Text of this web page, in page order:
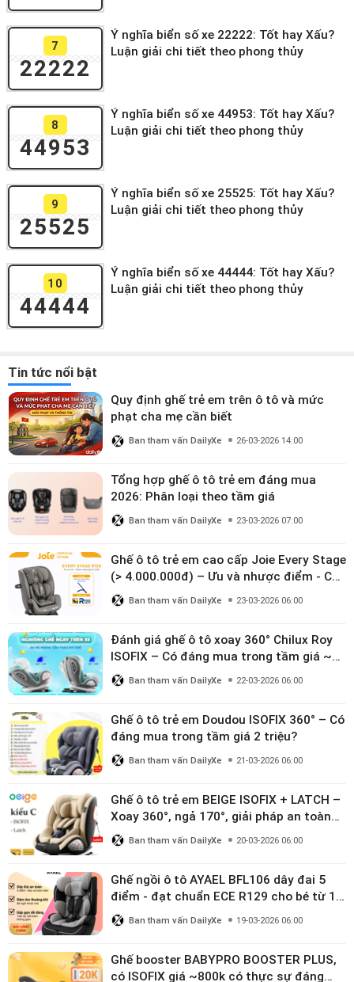
7
22222
Ý nghĩa biển số xe 22222: Tốt hay Xấu?
Luận giải chi tiết theo phong thủy
8
44953
Ý nghĩa biển số xe 44953: Tốt hay Xấu?
Luận giải chi tiết theo phong thủy
9
25525
Ý nghĩa biển số xe 25525: Tốt hay Xấu?
Luận giải chi tiết theo phong thủy
10
44444
Ý nghĩa biển số xe 44444: Tốt hay Xấu?
Luận giải chi tiết theo phong thủy
Tin tức nổi bật
Quy định ghế trẻ em trên ô tô và mức
phạt cha mẹ cần biết
Ban tham vấn DailyXe 26-03-2026 14:00
Tổng hợp ghế ô tô trẻ em đáng mua
2026: Phân loại theo tầm giá
Ban tham vấn DailyXe 23-03-2026 07:00
Ghế ô tô trẻ em cao cấp Joie Every Stage
(> 4.000.000đ) – Ưu và nhược điểm - Có
đáng đầu tư cho bé từ 0–12 tuổi?
Ban tham vấn DailyXe 23-03-2026 06:00
Đánh giá ghế ô tô xoay 360° Chilux Roy
ISOFIX – Có đáng mua trong tầm giá ~3
triệu
Ban tham vấn DailyXe 22-03-2026 06:00
Ghế ô tô trẻ em Doudou ISOFIX 360° – Có
đáng mua trong tầm giá 2 triệu?
Ban tham vấn DailyXe 21-03-2026 06:00
Ghế ô tô trẻ em BEIGE ISOFIX + LATCH –
Xoay 360°, ngả 170°, giải pháp an toàn
linh hoạt cho bé 0–10 tuổi
Ban tham vấn DailyXe 20-03-2026 06:00
Ghế ngồi ô tô AYAEL BFL106 dây đai 5
điểm - đạt chuẩn ECE R129 cho bé từ 1–
10 tuổi
Ban tham vấn DailyXe 19-03-2026 06:00
Ghế booster BABYPRO BOOSTER PLUS,
có ISOFIX giá ~800k có thực sự đáng